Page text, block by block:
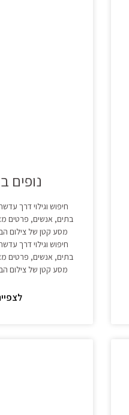
נופים
חיפוש וגילוי דרך
בתים, אנשים, פרטים
מסע קטן של צילום
חיפוש וגילוי דרך
בתים, אנשים, פרטים
מסע קטן של צילום